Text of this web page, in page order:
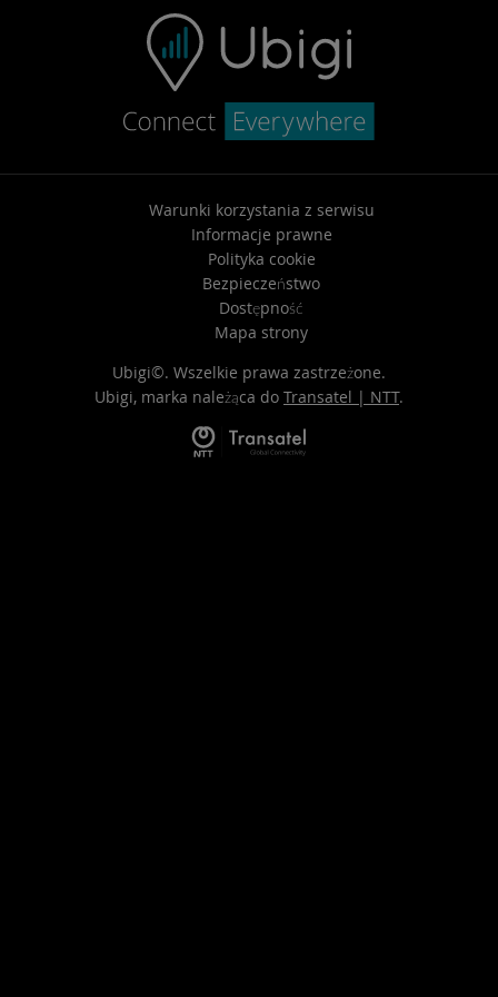
Warunki korzystania z serwisu
Informacje prawne
Polityka cookie
Bezpieczeństwo
Dostępność
Mapa strony
Ubigi©. Wszelkie prawa zastrzeżone.
Ubigi, marka należąca do Transatel | NTT.